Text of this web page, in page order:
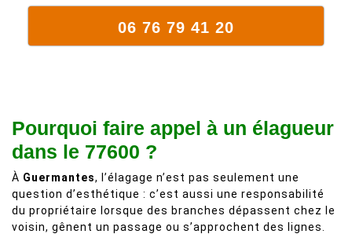
06 76 79 41 20
Pourquoi faire appel à un élagueur
dans le 77600 ?
À Guermantes, l’élagage n’est pas seulement une
question d’esthétique : c’est aussi une responsabilité
du propriétaire lorsque des branches dépassent chez le
voisin, gênent un passage ou s’approchent des lignes.